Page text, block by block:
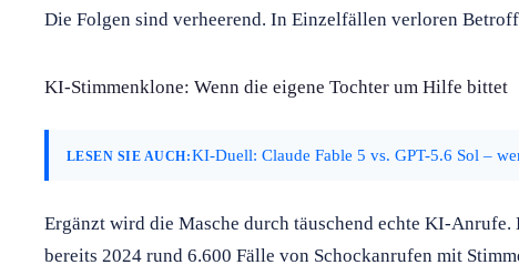
Die Folgen sind verheerend. In Einzelfällen verloren
KI-Stimmenklone: Wenn die eigene Tochter um Hilfe bittet
LESEN SIE AUCH:KI-Duell: Claude Fable 5 vs. GPT-5.6 Sol –
Ergänzt wird die Masche durch täuschend echte KI-
bereits 2024 rund 6.600 Fälle von Schockanrufen mit